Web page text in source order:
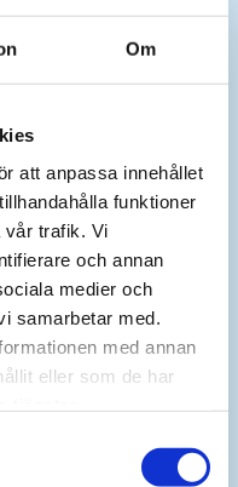
Om
att anpassa innehållet
funktioner
vår trafik. Vi
och annan
medier och
samarbetar med.
med annan
eller som de har